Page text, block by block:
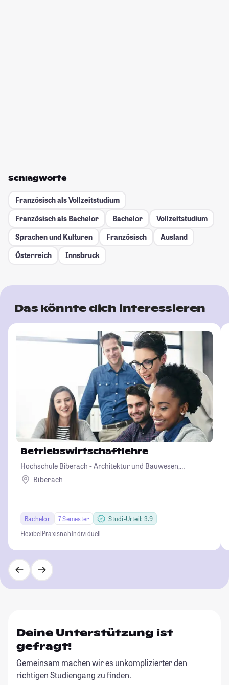
Schlagworte
Französisch als Vollzeitstudium
Französisch als Bachelor
Bachelor
Vollzeitstudium
Sprachen und Kulturen
Französisch
Ausland
Österreich
Innsbruck
Das könnte dich interessieren
Betriebswirtschaftlehre
Hochschule Biberach - Architektur und Bauwesen,
Betriebswirtschaft und Biotechnologie
Biberach
Bachelor 7 Semester
Studi-Urteil: 3.9
FlexibelPraxisnahIndividuell
Deine Unterstützung ist
gefragt!
Gemeinsam machen wir es unkomplizierter den
richtigen Studiengang zu finden.